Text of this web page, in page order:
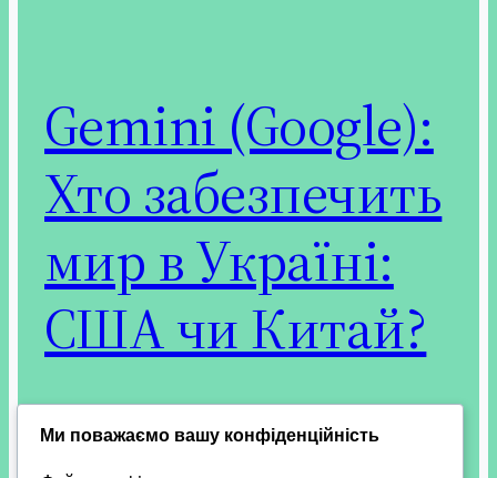
Gemini (Google):
Хто забезпечить
мир в Україні:
США чи Китай?
Питання про те, хто забезпечить мир та
повернення територій — США чи КНР, є
Ми поважаємо вашу конфіденційність